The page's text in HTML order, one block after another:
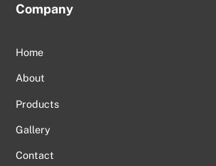
Company
Home
About
Products
Gallery
Contact